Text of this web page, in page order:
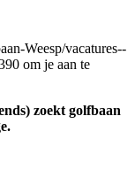
Weesp/vacatures--
om je aan te
zoekt golfbaan